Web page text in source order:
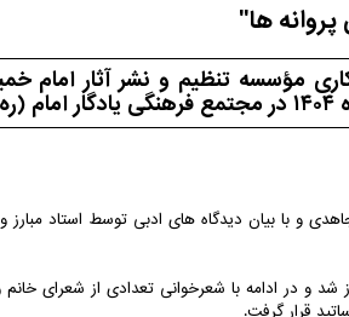
ها"
مؤسسه تنظیم و نشر آثار
و با بیان دیدگاه های ادبی توسط استاد مبارز و
شد و در ادامه با شعرخوانی تعدادی از شعرای خانم
قرار گرفت.